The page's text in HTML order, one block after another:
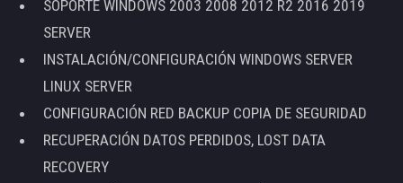
SOPORTE WINDOWS 2003 2008 2012 R2 2016 2019
SERVER
INSTALACIÓN/CONFIGURACIÓN WINDOWS SERVER
LINUX SERVER
CONFIGURACIÓN RED BACKUP COPIA DE SEGURIDAD
RECUPERACIÓN DATOS PERDIDOS, LOST DATA
RECOVERY